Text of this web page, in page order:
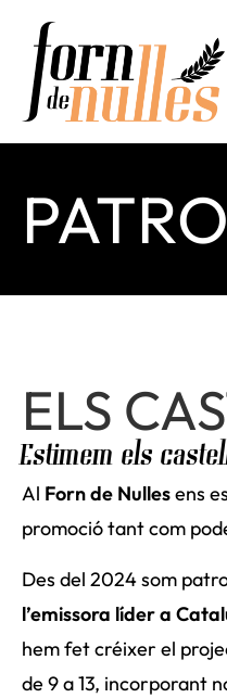
ELS
Estimem els
Al Forn de Nullesens
promoció tant com
Des del 2024 som
l’emissora líder a
hem fet créixer el
de 9 a 13, incorporant